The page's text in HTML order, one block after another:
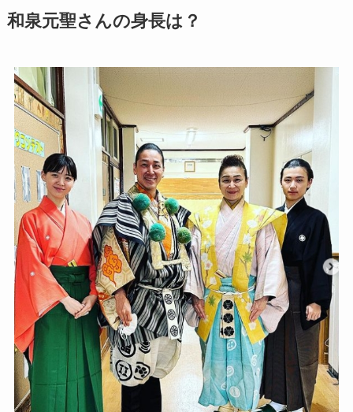
和泉元聖さんの身長は？